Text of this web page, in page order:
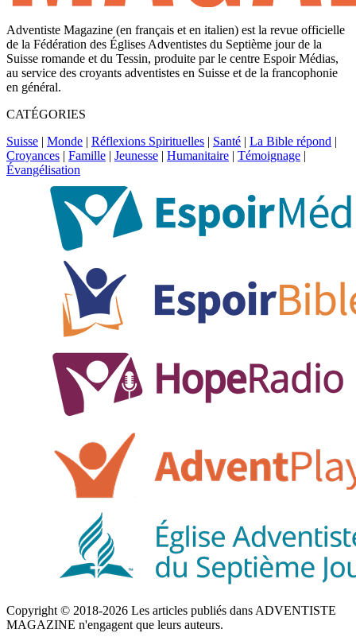
Adventiste Magazine (en français et en italien) est la revue officielle
de la Fédération des Églises Adventistes du Septième jour de la
Suisse romande et du Tessin, produite par le centre Espoir Médias,
au service des croyants adventistes en Suisse et de la francophonie
en général.
CATÉGORIES
Suisse | Monde | Réflexions Spirituelles | Santé | La Bible répond |
Croyances | Famille | Jeunesse | Humanitaire | Témoignage |
Évangélisation
Copyright © 2018-2026 Les articles publiés dans ADVENTISTE
MAGAZINE n'engagent que leurs auteurs.